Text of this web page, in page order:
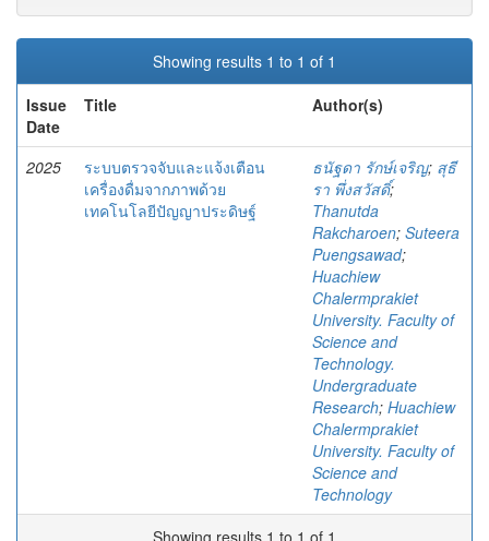
Showing results 1 to 1 of 1
Issue
Date
Title Author(s)
2025
ระบบตรวจจับและแจ้งเตือน
เครื่องดื่มจากภาพด้วย
เทคโนโลยีปัญญาประดิษฐ์
ธนัฐดา รักษ์เจริญ; สุธี
รา พึ่งสวัสดิ์;
Thanutda
Rakcharoen; Suteera
Puengsawad;
Huachiew
Chalermprakiet
University. Faculty of
Science and
Technology.
Undergraduate
Research; Huachiew
Chalermprakiet
University. Faculty of
Science and
Technology
Showing results 1 to 1 of 1